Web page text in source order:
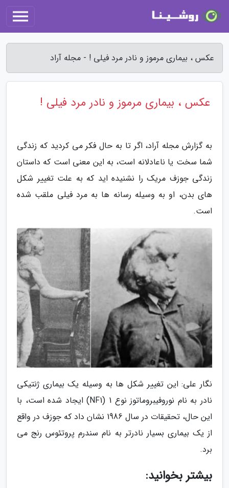
عکس ، بیماری مرموز و نادر مرد فیلی ! - مجله آراد
عکس ، بیماری مرموز و نادر مرد فیلی !
به گزارش مجله آراد، اگر تا به حال فکر می کردید که زندگی
شما سخت یا ناعادلانه است، به این معنی است که داستان
زندگی جوزف مریک را نشنیده اید که به علت تغییر شکل
های بدن، او به وسیله رسانه ها به مرد فیلی ملقب شده
است.
نگار علی: این تغییر شکل ها به وسیله یک بیماری ژنتیکی
نادر به نام نوروفیبروماتوز نوع 1 (NF1) ایجاد شده است، با
این حال، تحقیقات در سال 1986 نشان داد که جوزف در واقع
از یک بیماری بسیار نادرتر به نام سندرم پروتئوس رنج می
برد.
بیشتر بخوانید: